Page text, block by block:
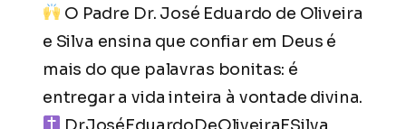
O Padre Dr. José Eduardo de Oliveira
e Silva ensina que confiar em Deus é
mais do que palavras bonitas: é
entregar a vida inteira à vontade divina.
DrJoséEduardoDeOliveiraESilva